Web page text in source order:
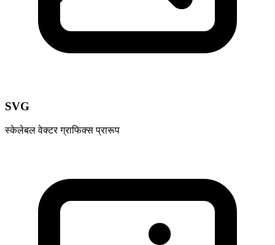
SVG
स्केलेबल वेक्टर ग्राफिक्स प्रारूप